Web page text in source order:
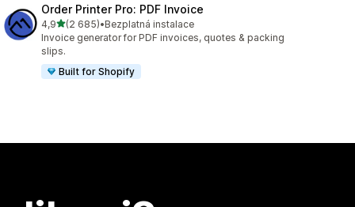
Order Printer Pro: PDF Invoice
4,9z 5 hvězd
(2 685)
Celkový počet recenzí: 2685
•Bezplatná instalace
Invoice generator for PDF invoices, quotes & packing
slips.
Built for Shopify